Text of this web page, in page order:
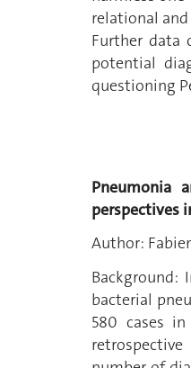
relational
Further data
potential
questioning
Pneumonia
perspectives
Author:
Background:
bacterial
580 cases